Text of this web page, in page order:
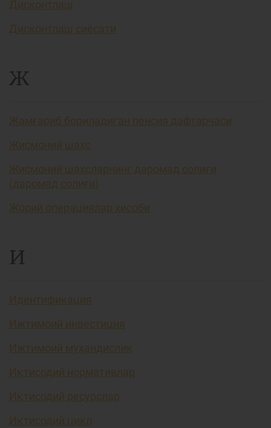
Дисконтлаш
Дисконтлаш сиёсати
Ж
Жамғариб бориладиган пенсия дафтарчаси
Жисмоний шахс
Жисмоний шахсларнинг даромад солиғи
(даромад солиғи)
Жорий операциялар ҳисоби
И
Идентификация
Ижтимоий инвестиция
Ижтимоий муҳандислик
Иқтисодий нормативлар
Иқтисодий ресурслар
Иқтисодий цикл